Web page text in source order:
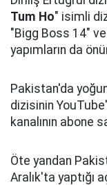
Tum Ho" isimli
"Bigg Boss 14"
yapımların da
Pakistan'da
dizisinin
kanalının abone
Öte yandan
Aralık'ta yaptığı